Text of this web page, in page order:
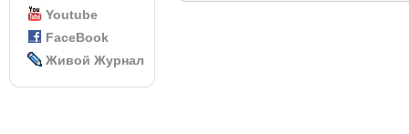
Youtube
FaceBook
Живой Журнал